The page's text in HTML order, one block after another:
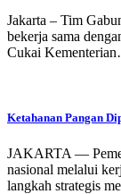
Jakarta – Tim
bekerja sama
Cukai
Ketahanan Pangan
JAKARTA —
nasional melalui
langkah strategis